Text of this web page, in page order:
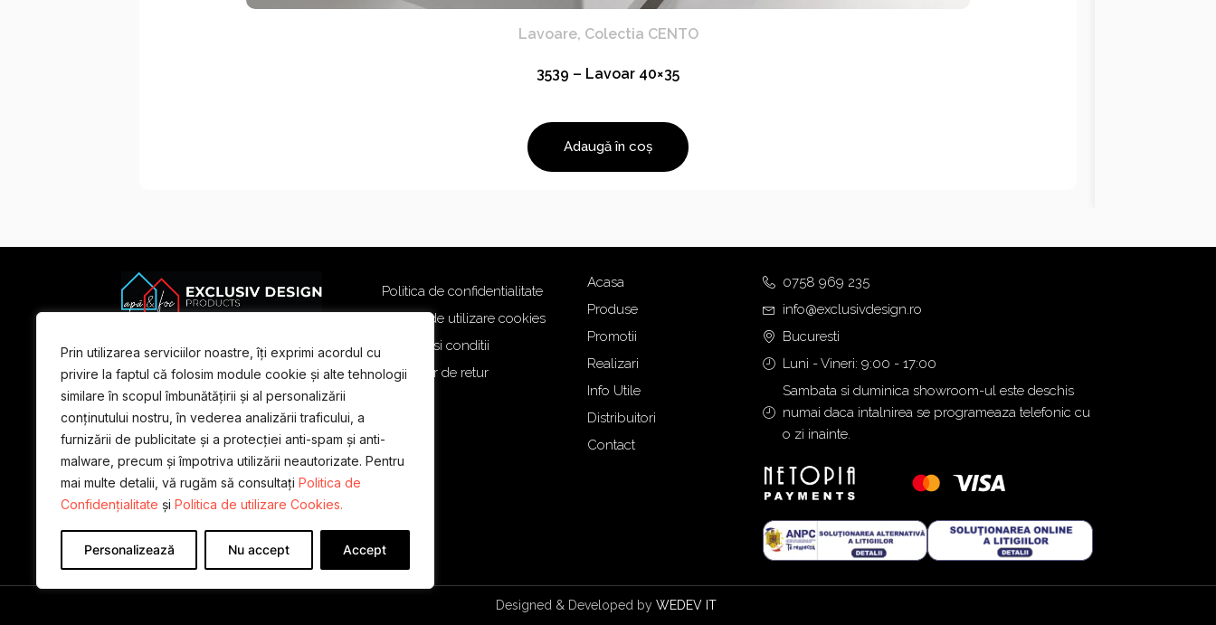
Prin utilizarea serviciilor noastre, îți exprimi acordul cu
privire la faptul că folosim module cookie și alte tehnologii
similare în scopul îmbunătățirii și al personalizării
conținutului nostru, în vederea analizării traficului, a
furnizării de publicitate și a protecției anti-spam și anti-
malware, precum și împotriva utilizării neautorizate. Pentru
mai multe detalii, vă rugăm să consultați Politica de
Confidențialitate și Politica de utilizare Cookies.
Personalizează Nu accept Accept
Lavoare, Colectia CENTO
3539 – Lavoar 40×35
Adaugă în coș
Politica de confidentialitate
Politica de utilizare cookies
Termeni si conditii
Formular de retur
Acasa
Produse
Promotii
Realizari
Info Utile
Distribuitori
Contact
0758 969 235
info@exclusivdesign.ro
Bucuresti
Luni - Vineri: 9:00 - 17:00
Sambata si duminica showroom-ul este deschis
numai daca intalnirea se programeaza telefonic cu
o zi inainte.
Designed & Developed by WEDEV IT